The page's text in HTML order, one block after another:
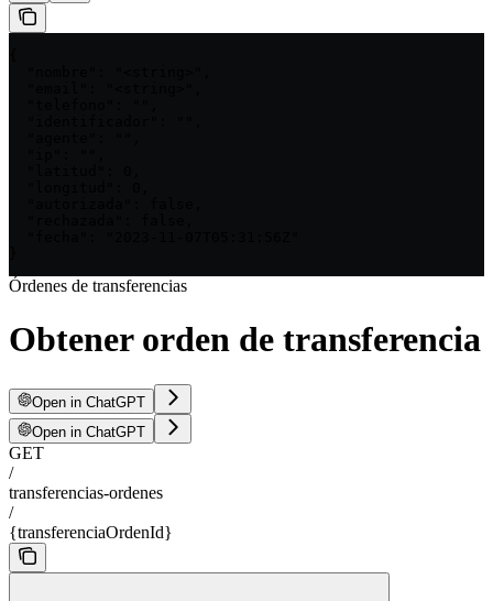
Órdenes de transferencias
Obtener orden de transferencia
Open in ChatGPT
Open in ChatGPT
GET
/
transferencias-ordenes
/
{transferenciaOrdenId}